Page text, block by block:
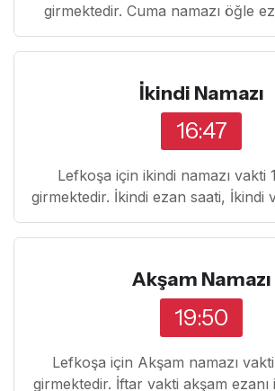
girmektedir. Cuma namazı öğle
İkindi Namazı
16:47
Lefkoşa için ikindi namazı vakti
girmektedir. İkindi ezan saati, İkindi
Akşam Namazı
19:50
Lefkoşa için Akşam namazı
girmektedir. İftar vakti akşam ezanı